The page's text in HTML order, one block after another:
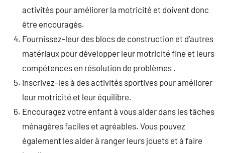
activités pour améliorer la motricité et doivent donc
être encouragés.
Fournissez-leur des blocs de construction et d’autres
matériaux pour développer leur motricité fine et leurs
compétences en résolution de problèmes .
Inscrivez-les à des activités sportives pour améliorer
leur motricité et leur équilibre.
Encouragez votre enfant à vous aider dans les tâches
ménagères faciles et agréables. Vous pouvez
également les aider à ranger leurs jouets et à faire